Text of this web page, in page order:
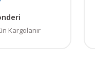
Kargolanır